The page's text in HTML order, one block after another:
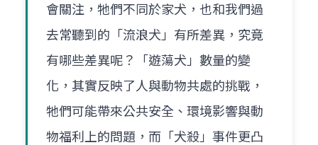
會關注，牠們不同於家犬，也和我們過
去常聽到的「流浪犬」有所差異，究竟
有哪些差異呢？「遊蕩犬」數量的變
化，其實反映了人與動物共處的挑戰，
牠們可能帶來公共安全、環境影響與動
物福利上的問題，而「犬殺」事件更凸